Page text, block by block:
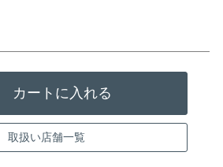
取扱い店舗一覧